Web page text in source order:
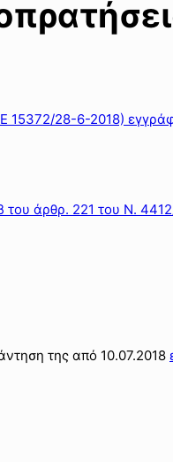
15372/28-6-2018)
άρθρ. 221 του Ν.
της από 10.07.2018